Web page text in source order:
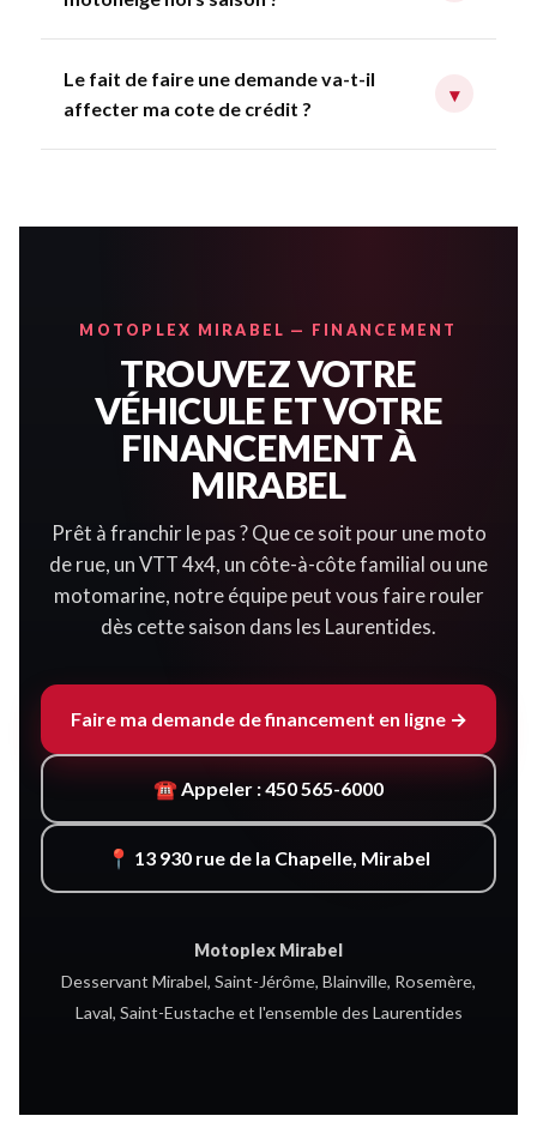
Le fait de faire une demande va-t-il
affecter ma cote de crédit ?
▾
MOTOPLEX MIRABEL — FINANCEMENT
TROUVEZ VOTRE
VÉHICULE ET VOTRE
FINANCEMENT À
MIRABEL
Prêt à franchir le pas ? Que ce soit pour une moto
de rue, un VTT 4x4, un côte-à-côte familial ou une
motomarine, notre équipe peut vous faire rouler
dès cette saison dans les Laurentides.
Faire ma demande de financement en ligne →
☎ Appeler : 450 565-6000
📍 13 930 rue de la Chapelle, Mirabel
Motoplex Mirabel
Desservant Mirabel, Saint-Jérôme, Blainville, Rosemère,
Laval, Saint-Eustache et l'ensemble des Laurentides